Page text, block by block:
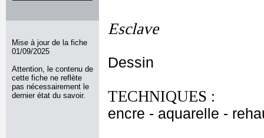
Mise à jour de la fiche
01/09/2025
Attention, le contenu de
cette fiche ne reflète
pas nécessairement le
dernier état du savoir.
Esclave
Dessin
TECHNIQUES :
encre - aquarelle -